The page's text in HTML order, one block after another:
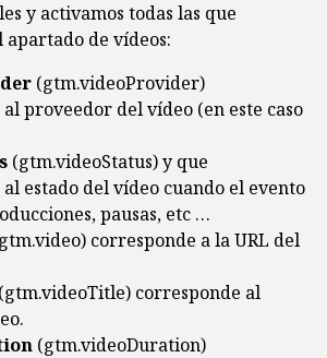
y activamos todas las que
de vídeos:
(gtm.videoProvider)
proveedor del vídeo (en este caso
(gtm.videoStatus) y que
estado del vídeo cuando el evento
pausas, etc …
corresponde a la URL del
(gtm.videoTitle) corresponde al
(gtm.videoDuration)